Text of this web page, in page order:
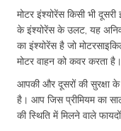
मोटर इंश्योरेंस किसी भी
के इंश्योरेंस के उलट, यह
का इंश्योरेंस है जो
मोटर वाहन को कवर करता है।
आपकी और दूसरों की सुरक्षा के
है। आप जिस प्रीमियम का
की स्थिति में मिलने वाले